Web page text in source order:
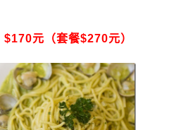
$170元（套餐$270元）